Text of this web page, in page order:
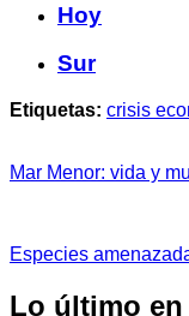
Hoy
Sur
Etiquetas: crisis
Mar Menor: vida y
Especies
Lo último en